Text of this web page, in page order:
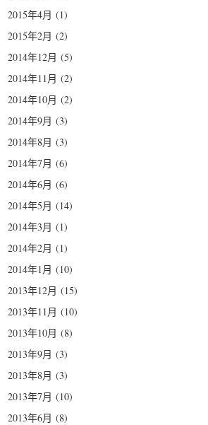
2015年4月 (1)
2015年2月 (2)
2014年12月 (5)
2014年11月 (2)
2014年10月 (2)
2014年9月 (3)
2014年8月 (3)
2014年7月 (6)
2014年6月 (6)
2014年5月 (14)
2014年3月 (1)
2014年2月 (1)
2014年1月 (10)
2013年12月 (15)
2013年11月 (10)
2013年10月 (8)
2013年9月 (3)
2013年8月 (3)
2013年7月 (10)
2013年6月 (8)